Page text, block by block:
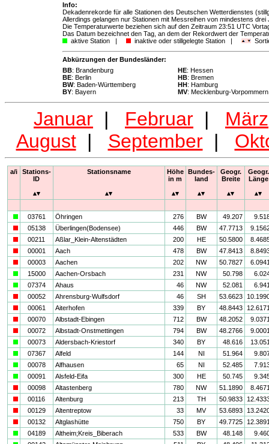
Info:
Dekadenrekorde für alle Stationen des Deutschen Wetterdienstes
Allerdings gelangen nur Stationen mit Messreihen von mindestens
Die Temperaturwerte beziehen sich auf den Zeitraum 23:51 UTC
Das Datum bezeichnet den Tag, an dem der Rekordwert der
aktive Station |
inaktive oder stillgelegte Station |
Abkürzungen der Bundesländer:
BB: Brandenburg
BE: Berlin
BW: Baden-Württemberg
BY: Bayern
HE: Hessen
HB: Bremen
HH: Hamburg
MV: Mecklenburg-Vorpommern
Januar | Februar | März
August| September|
a/i
Stations-
ID
Stationsname
Höhe
in m
Bundes-
land
Geogr.
Breite
Geogr.
Länge
03761 Öhringen 276 BW 49.207
05138 Überlingen(Bodensee) 446 BW 47.7713
00211 Aßlar_Klein-Altenstädten 200 HE 50.5800
00001 Aach 478 BW 47.8413
00003 Aachen 202 NW 50.7827
15000 Aachen-Orsbach 231 NW 50.798
07374 Ahaus 46 NW 52.081
00052 Ahrensburg-Wulfsdorf 46 SH 53.6623
00061 Aiterhofen 339 BY 48.8443
00070 Albstadt-Ebingen 712 BW 48.2052
00072 Albstadt-Onstmettingen 794 BW 48.2766
00073 Aldersbach-Kriestorf 340 BY 48.616
07367 Alfeld 144 NI 51.964
00078 Alfhausen 65 NI 52.485
00091 Alsfeld-Eifa 300 HE 50.745
00098 Altastenberg 780 NW 51.1890
00116 Altenburg 213 TH 50.9833
00129 Altentreptow 33 MV 53.6893
00132 Altglashütte 750 BY 49.7725
04189 Altheim;Kreis_Biberach 533 BW 48.148